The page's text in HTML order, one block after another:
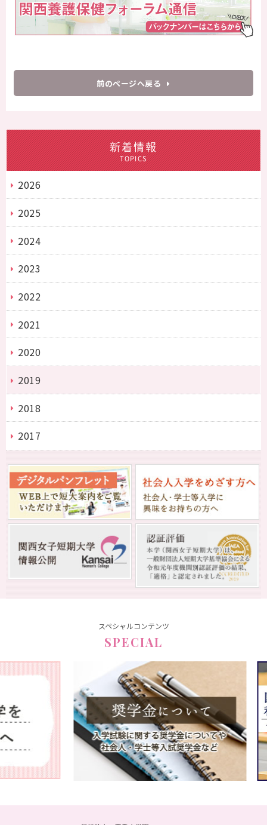
前のページへ戻る
新着情報
TOPICS
2026
2025
2024
2023
2022
2021
2020
2019
2018
2017
スペシャルコンテンツ
SPECIAL